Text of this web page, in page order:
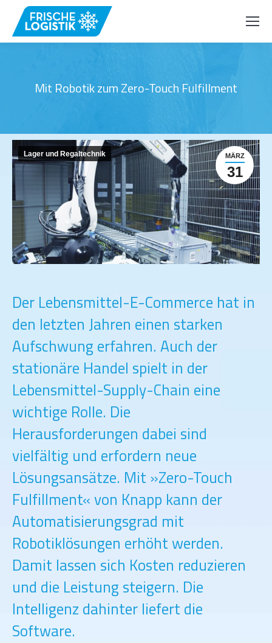
Mit Robotik zum Zero-Touch Fulfillment
MÄRZ
31
Lager und Regaltechnik
Der Lebensmittel-E-Commerce hat in
den letzten Jahren einen starken
Aufschwung erfahren. Auch der
stationäre Handel spielt in der
Lebensmittel-Supply-Chain eine
wichtige Rolle. Die
Herausforderungen dabei sind
vielfältig und erfordern neue
Lösungsansätze. Mit »Zero-Touch
Fulfillment« von Knapp kann der
Automatisierungsgrad mit
Robotiklösungen erhöht werden.
Damit lassen sich Kosten reduzieren
und die Leistung steigern. Die
Intelligenz dahinter liefert die
Software.